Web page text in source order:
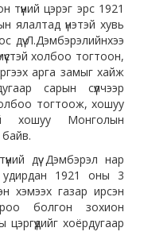
цэрэг эрс 1921
ялалтад үнэтэй хувь
дүү Л.Дэмбэрэлийнхээ
холбоо тогтоон,
арга замыг хайж
сарын сүүлчээр
тогтоож, хошуу
хошуу Монголын
дүү Дэмбэрэл нар
удирдан 1921 оны 3
хэмээх газар ирсэн
болгон зохион
хоёрдугаар